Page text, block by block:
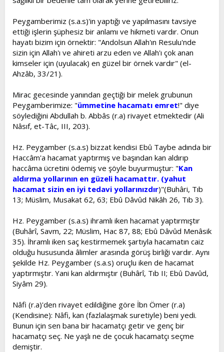
Peygamberimiz (s.a.s)'in yaptığı ve yapılmasını tavsiye
ettiği işlerin şüphesiz bir anlamı ve hikmeti vardır. Onun
hayatı bizim için örnektir: "Andolsun Allah'ın Resulu'nde
sizin için Allah'ı ve ahireti arzu eden ve Allah'ı çok anan
kimseler için (uyulacak) en güzel bir örnek vardır" (el-
Ahzâb, 33/21).
Mirac gecesinde yanından geçtiği bir melek grubunun
Peygamberimize: "ümmetine hacamatı emret!" diye
söylediğini Abdullah b. Abbâs (r.a) rivayet etmektedir (Ali
Nâsıf, et-Tâc, III, 203).
Hz. Peygamber (s.a.s) bizzat kendisi Ebû Taybe adında bir
Haccâm'a hacamat yaptırmış ve başından kan aldırıp
haccâma ücretini ödemiş ve şöyle buyurmuştur: "Kan
aldırma yollarının en güzeli hacamattır. (yahut
hacamat sizin en iyi tedavi yollarınızdır)"(Buhâri, Tıb
13; Müslim, Musakat 62, 63; Ebû Dâvûd Nikâh 26, Tıb 3).
Hz. Peygamber (s.a.s) ihramlı iken hacamat yaptırmıştır
(Buhârî, Savm, 22; Müslim, Hac 87, 88; Ebû Dâvûd Menâsik
35). İhramlı iken saç kestirmemek şartıyla hacamatın caiz
olduğu hususunda âlimler arasında görüş birliği vardır. Aynı
şekilde Hz. Peygamber (s.a.s) oruçlu iken de hacamat
yaptırmıştır. Yani kan aldırmıştır (Buhârî, Tıb II; Ebû Davûd,
Siyâm 29).
Nâfi (r.a)'den rivayet edildiğine göre İbn Ömer (r.a)
(Kendisine): Nâfi, kan (fazlalaşmak suretiyle) beni yedi.
Bunun için sen bana bir hacamatçı getir ve genç bir
hacamatçı seç. Ne yaşlı ne de çocuk hacamatçı seçme
demiştir.